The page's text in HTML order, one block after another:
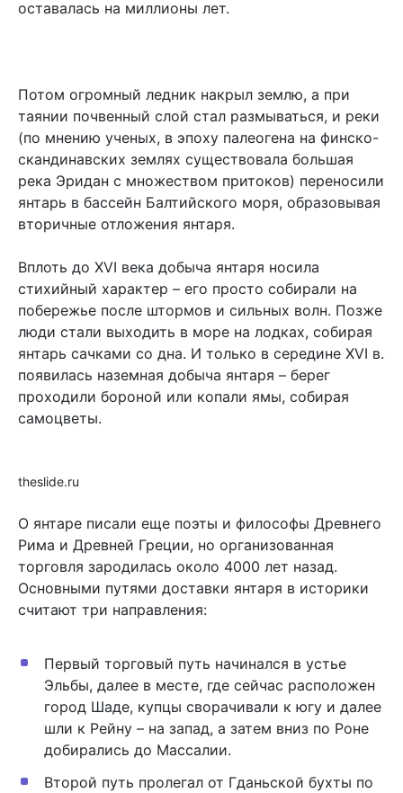
оставалась на миллионы лет.
Потом огромный ледник накрыл землю, а при
таянии почвенный слой стал размываться, и реки
(по мнению ученых, в эпоху палеогена на финско-
скандинавских землях существовала большая
река Эридан с множеством притоков) переносили
янтарь в бассейн Балтийского моря, образовывая
вторичные отложения янтаря.
Вплоть до XVI века добыча янтаря носила
стихийный характер – его просто собирали на
побережье после штормов и сильных волн. Позже
люди стали выходить в море на лодках, собирая
янтарь сачками со дна. И только в середине XVI в.
появилась наземная добыча янтаря – берег
проходили бороной или копали ямы, собирая
самоцветы.
theslide.ru
О янтаре писали еще поэты и философы Древнего
Рима и Древней Греции, но организованная
торговля зародилась около 4000 лет назад.
Основными путями доставки янтаря в историки
считают три направления:
Первый торговый путь начинался в устье
Эльбы, далее в месте, где сейчас расположен
город Шаде, купцы сворачивали к югу и далее
шли к Рейну – на запад, а затем вниз по Роне
добирались до Массалии.
Второй путь пролегал от Гданьской бухты по